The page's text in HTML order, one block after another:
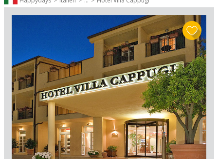
Fra listen kan du vælge mellem alle vores hoteller i Toscana: